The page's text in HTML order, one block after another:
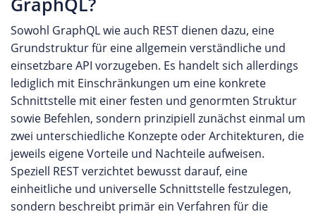
Sowohl GraphQL wie auch REST dienen dazu, eine
Grundstruktur für eine allgemein verständliche und
einsetzbare API vorzugeben. Es handelt sich allerdings
lediglich mit Einschränkungen um eine konkrete
Schnittstelle mit einer festen und genormten Struktur
sowie Befehlen, sondern prinzipiell zunächst einmal um
zwei unterschiedliche Konzepte oder Architekturen, die
jeweils eigene Vorteile und Nachteile aufweisen.
Speziell REST verzichtet bewusst darauf, eine
einheitliche und universelle Schnittstelle festzulegen,
sondern beschreibt primär ein Verfahren für die